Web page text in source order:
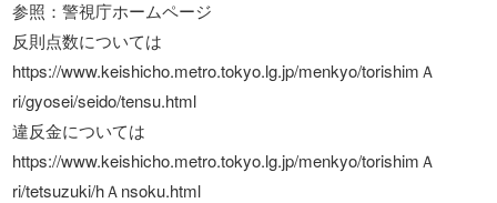
参照：警視庁ホームページ
反則点数については
https://www.keishicho.metro.tokyo.lg.jp/menkyo/torishimＡ
ri/gyosei/seido/tensu.html
違反金については
https://www.keishicho.metro.tokyo.lg.jp/menkyo/torishimＡ
ri/tetsuzuki/hＡnsoku.html